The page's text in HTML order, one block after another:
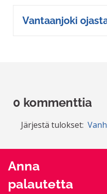
Vantaanjoki
0 kommenttia
Järjestä tulokset:
Anna
palautetta